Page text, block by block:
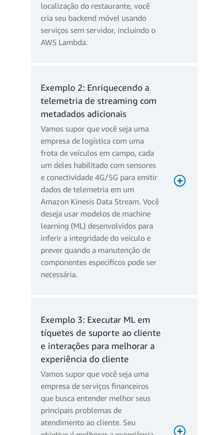
Total de
solicitações
espera) ×
1.000.000 =
2.000.000
solicitações
Solicitações
faturáveis
2.000.000 - 1
milhão de
nível gratuito
= 1.000.000
Custo da
1M ×
USD 0,20/M
= USD 0,20
Operações
etapas + 1 espera)
= 4M
Custo das
operações
4 M × USD 8,00/M
= USD 32,00
Dados gravados
1M × (invocação
de 8 KB + 3 ×
etapas/esperas de
32 KB) = 104 GB
Cobranças de solicitação
localização do restaurante, você
cria seu backend móvel usando
serviços sem servidor, incluindo o
AWS Lambda.
Cobranças mensais por
computação
Exemplo 2: Enriquecendo a
telemetria de streaming com
metadados adicionais
Vamos supor que você seja uma
empresa de logística com uma
frota de veículos em campo, cada
um deles habilitado com sensores
e conectividade 4G/5G para emitir
dados de telemetria em um
Amazon Kinesis Data Stream. Você
deseja usar modelos de machine
learning (ML) desenvolvidos para
inferir a integridade do veículo e
prever quando a manutenção de
componentes específicos pode ser
necessária.
Exemplo 3: Executar ML em
tíquetes de suporte ao cliente
e interações para melhorar a
experiência do cliente
Vamos supor que você seja uma
empresa de serviços financeiros
que busca entender melhor seus
principais problemas de
atendimento ao cliente. Seu